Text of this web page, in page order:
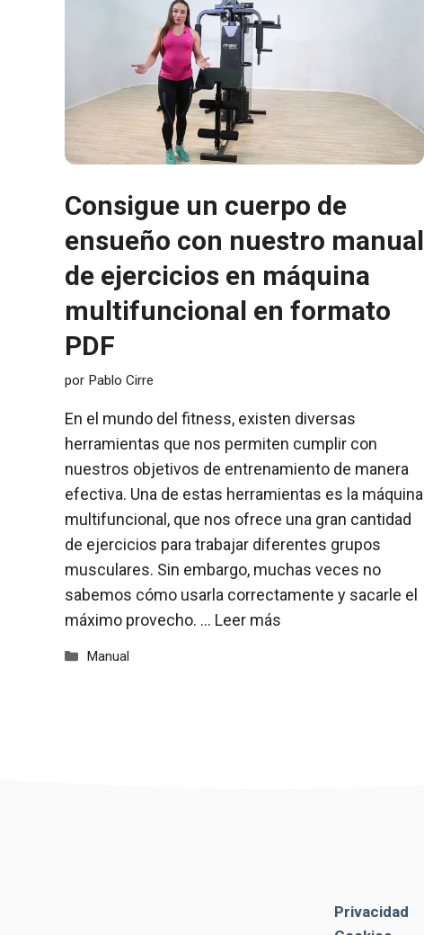
Consigue un cuerpo de
ensueño con nuestro manual
de ejercicios en máquina
multifuncional en formato
PDF
por Pablo Cirre
En el mundo del fitness, existen diversas
herramientas que nos permiten cumplir con
nuestros objetivos de entrenamiento de manera
efectiva. Una de estas herramientas es la máquina
multifuncional, que nos ofrece una gran cantidad
de ejercicios para trabajar diferentes grupos
musculares. Sin embargo, muchas veces no
sabemos cómo usarla correctamente y sacarle el
máximo provecho. … Leer más
Categorías
Manual
Privacidad